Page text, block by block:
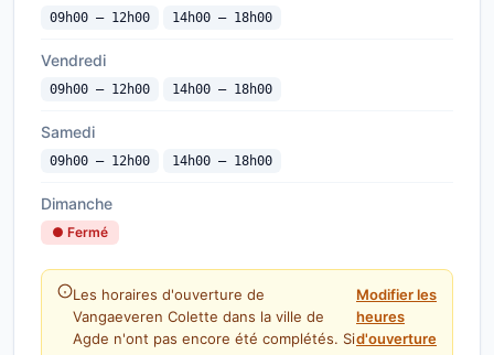
09h00 — 12h00 14h00 — 18h00
Vendredi
09h00 — 12h00 14h00 — 18h00
Samedi
09h00 — 12h00 14h00 — 18h00
Dimanche
● Fermé
Les horaires d'ouverture de
Vangaeveren Colette dans la ville de
Agde n'ont pas encore été complétés. Si
Modifier les
heures
d'ouverture